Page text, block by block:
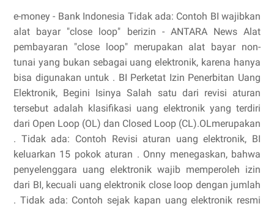
e-money - Bank Indonesia Tidak ada: Contoh BI wajibkan
alat bayar "close loop" berizin - ANTARA News Alat
pembayaran "close loop" merupakan alat bayar non-
tunai yang bukan sebagai uang elektronik, karena hanya
bisa digunakan untuk . BI Perketat Izin Penerbitan Uang
Elektronik, Begini Isinya Salah satu dari revisi aturan
tersebut adalah klasifikasi uang elektronik yang terdiri
dari Open Loop (OL) dan Closed Loop (CL).OLmerupakan
. Tidak ada: Contoh Revisi aturan uang elektronik, BI
keluarkan 15 pokok aturan . Onny menegaskan, bahwa
penyelenggara uang elektronik wajib memperoleh izin
dari BI, kecuali uang elektronik close loop dengan jumlah
. Tidak ada: Contoh sejak kapan uang elektronik resmi